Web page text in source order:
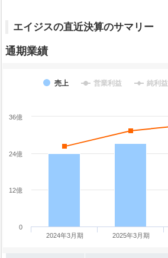
エイジスの直近決算のサマリー
通期業績
売上 営業利益 純利益
2024年3月期 2025年3月期
0
12億
24億
36億